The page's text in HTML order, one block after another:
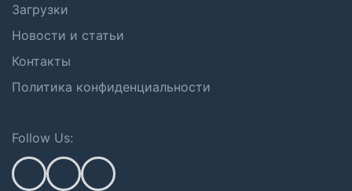
Загрузки
Новости и статьи
Контакты
Политика конфиденциальности
Follow Us: